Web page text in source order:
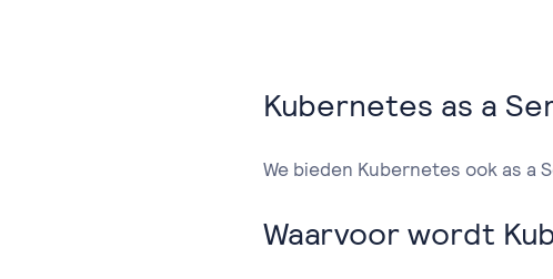
Kubernetes as a
We bieden Kubernetes ook as a
Waarvoor wordt